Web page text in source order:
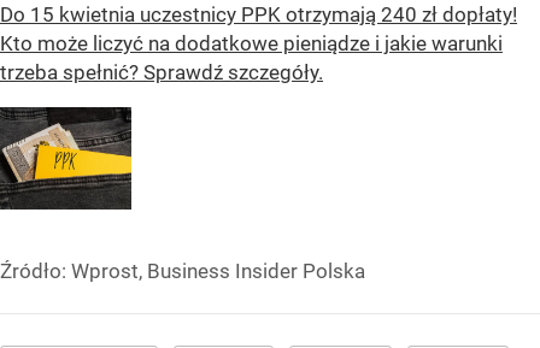
Do 15 kwietnia uczestnicy PPK otrzymają 240 zł dopłaty!
Kto może liczyć na dodatkowe pieniądze i jakie warunki
trzeba spełnić? Sprawdź szczegóły.
Źródło: Wprost, Business Insider Polska